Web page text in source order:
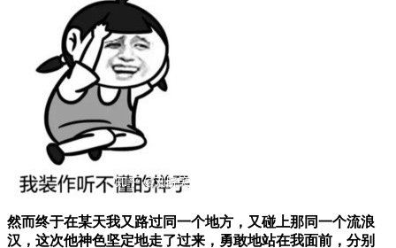
然而终于在某天我又路过同一个地方，又碰上那同一个流浪
汉，这次他神色坚定地走了过来，勇敢地站在我面前， 分别